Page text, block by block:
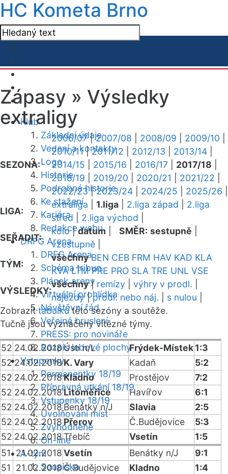
HC Kometa Brno
Klub
Základní údaje
Vedení a kontakty
Logo
Historie
Podrobná historie
Ke stažení
Kariéra
Redakce webu
DRFG Arena
DRFG Arena
Schéma tribun
Plánek areny
Virtuální prohlídka
Návštěvní řád
Veřejné bruslení
PRESS: pro novináře
Rozpis ledové plochy
Vstupenky
Permanentky 18/19
Přípravná utkání 18/19
Vstupenky 18/19
Uvolňování míst
Zvýhodněné
On-line
A-tým
Soupiska
Zápasy » Výsledky
extraligy
SEZONA:
2006/07|2007/08 2008/09 2009/10
2010/11|2011/12 2012/13 2013/14
2014/15
2015/16 2016/17 2017/18
2018/19
2019/20 2020/21 2021/22
2022/23|2023/24 2024/25 2025/26
LIGA:
extraliga 1.liga 2.liga západ
2.liga
střed
2.liga východ
SEŘADIT:
kolo|datum SMĚR: sestupně
vzestupně
TÝM:
všechny BEN CEB FRM HAV KAD KLA
KVA LTM PRE PRO SLA TRE UNL VSE
VÝSLEDKY:
všechny| remízy výhry v prodl.
nájezdy|prodl. nebo náj. s nulou
Zobrazittabulkutéto sezóny a soutěže.
Tučně jsou vyznačeny vítězné týmy.
52 24.02.2018Ústí n/L Frýdek-Místek1:3
52 24.02.2018K. Vary Kadaň
5:2
52 24.02.2018Kladno Prostějov
7:2
52 24.02.2018Litoměřice Havířov
6:1
52 24.02.2018Benátky n/J Slavia
2:5
52 24.02.2018 Přerov Č.Budějovice
5:3
52 24.02.2018Třebíč Vsetín
1:5
51
21.02.2018Vsetín Benátky n/J
9:1
51
21.02.2018Č.Budějovice Kladno
1:4